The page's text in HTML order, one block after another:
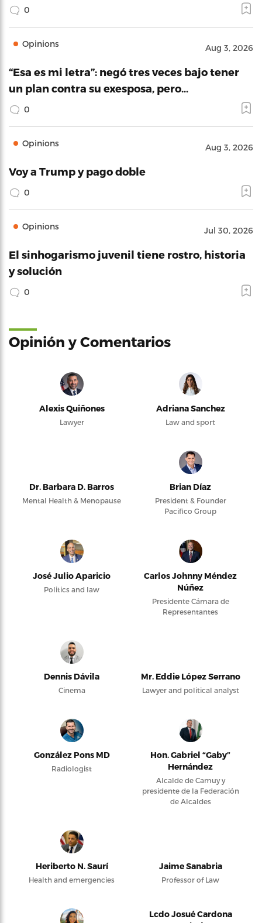
0
Opinions Aug 3, 2026
“Esa es mi letra”: negó tres veces bajo tener
un plan contra su exesposa, pero…
0
Opinions Aug 3, 2026
Voy a Trump y pago doble
0
Opinions Jul 30, 2026
El sinhogarismo juvenil tiene rostro, historia
y solución
0
Opinión y Comentarios
Alexis Quiñones
Lawyer
Adriana Sanchez
Law and sport
Dr. Barbara D. Barros
Mental Health & Menopause
Brian Díaz
President & Founder
Pacifico Group
José Julio Aparicio
Politics and law
Carlos Johnny Méndez
Núñez
Presidente Cámara de
Representantes
Dennis Dávila
Cinema
Mr. Eddie López Serrano
Lawyer and political analyst
González Pons MD
Radiologist
Hon. Gabriel “Gaby”
Hernández
Alcalde de Camuy y
presidente de la Federación
de Alcaldes
Heriberto N. Saurí
Health and emergencies
Jaime Sanabria
Professor of Law
Lcdo Josué Cardona